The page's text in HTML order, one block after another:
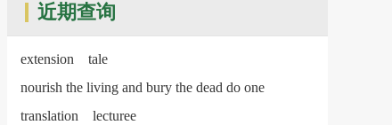
近期查询
extension
tale
nourish the living and bury the dead do one
translation
lecturee